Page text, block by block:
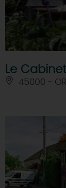
Le
45000 -